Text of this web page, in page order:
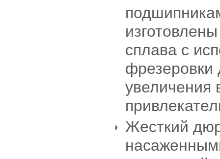
сплава с
фрезеровки
увеличения
Жесткий